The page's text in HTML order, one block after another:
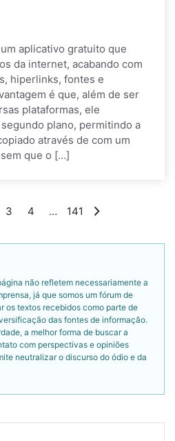
aplicativo gratuito que
da internet, acabando com
hiperlinks, fontes e
é que, além de ser
plataformas, ele
plano, permitindo a
através de com um
que o […]
3 4 … 141
não refletem necessariamente a
já que somos um fórum de
os textos recebidos como parte de
das fontes de informação.
a melhor forma de buscar a
com perspectivas e opiniões
neutralizar o discurso do ódio e da